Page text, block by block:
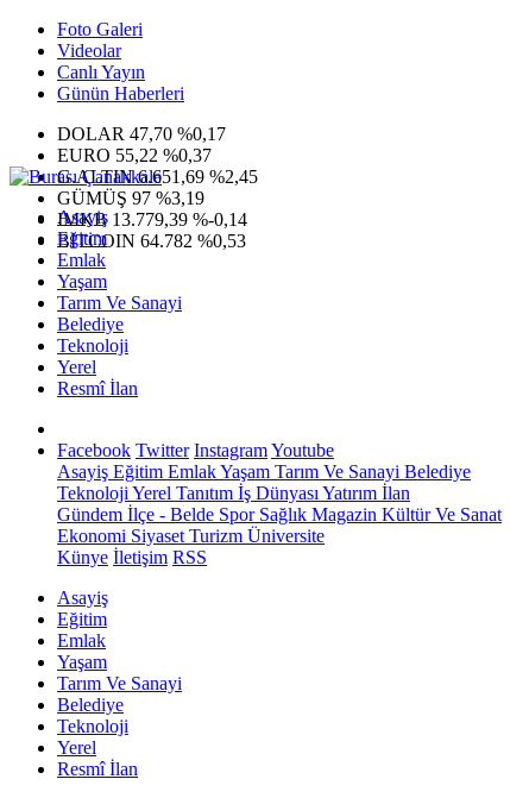
Foto Galeri
Videolar
Canlı Yayın
Günün Haberleri
DOLAR 47,70 %0,17
EURO 55,22 %0,37
G.ALTIN6.651,69 %2,45
GÜMÜŞ 97 %3,19
IMKB 13.779,39 %-0,14
BITCOIN 64.782 %0,53
Asayiş
Eğitim
Emlak
Yaşam
Tarım Ve Sanayi
Belediye
Teknoloji
Yerel
Resmî İlan
Facebook Twitter InstagramYoutube
Asayiş Eğitim EmlakYaşam Tarım Ve Sanayi Belediye
Teknoloji Yerel Tanıtım İş Dünyası Yatırım İlan
Gündem İlçe - Belde SporSağlık Magazin Kültür Ve Sanat
Ekonomi Siyaset Turizm Üniversite
Künye İletişim RSS
Asayiş
Eğitim
Emlak
Yaşam
Tarım Ve Sanayi
Belediye
Teknoloji
Yerel
Resmî İlan